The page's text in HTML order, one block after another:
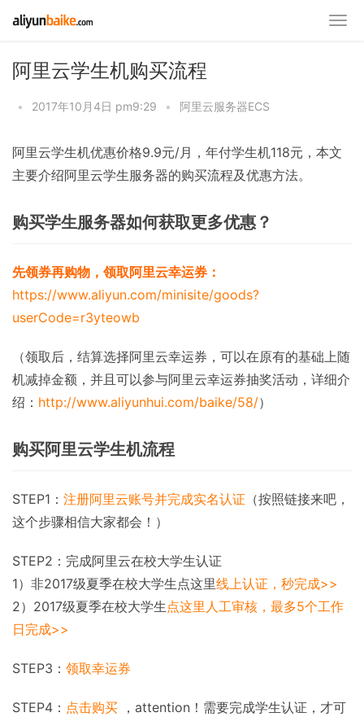
阿里云学生机购买流程
• 2017年10月4日 pm9:29 • 阿里云服务器ECS
阿里云学生机优惠价格9.9元/月，年付学生机118元，本文
主要介绍阿里云学生服务器的购买流程及优惠方法。
购买学生服务器如何获取更多优惠？
先领券再购物，领取阿里云幸运券：
https://www.aliyun.com/minisite/goods?
userCode=r3yteowb
（领取后，结算选择阿里云幸运券，可以在原有的基础上随
机减掉金额，并且可以参与阿里云幸运券抽奖活动，详细介
绍： http://www.aliyunhui.com/baike/58/）
购买阿里云学生机流程
STEP1： 注册阿里云账号并完成实名认证 （按照链接来吧，
这个步骤相信大家都会！）
STEP2：完成阿里云在校大学生认证
1）非2017级夏季在校大学生点这里线上认证，秒完成>>
2）2017级夏季在校大学生点这里人工审核，最多5个工作
日完成>>
STEP3： 领取幸运券
STEP4： 点击购买 ，attention！需要完成学生认证，才可